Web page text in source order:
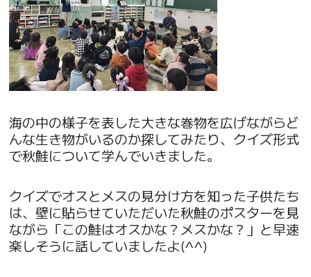
海の中の様子を表した大きな巻物を広げながらど
んな生き物がいるのか探してみたり、クイズ形式
で秋鮭について学んでいきました。
クイズでオスとメスの見分け方を知った子供たち
は、壁に貼らせていただいた秋鮭のポスターを見
ながら「この鮭はオスかな？メスかな？」と早速
楽しそうに話していましたよ(^^)